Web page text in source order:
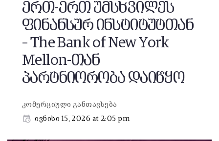
ერთ-ერთ უმსხვილეს
ფინანსურ ინსტიტუტთან
– The Bank of New York
Mellon-თან
პარტნიორობა დაიწყო
კომერციული განთავსება
ივნისი 15, 2026 at 2:05 pm